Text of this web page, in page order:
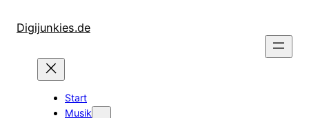
InhaltDigijunkies.de
Start
Musik